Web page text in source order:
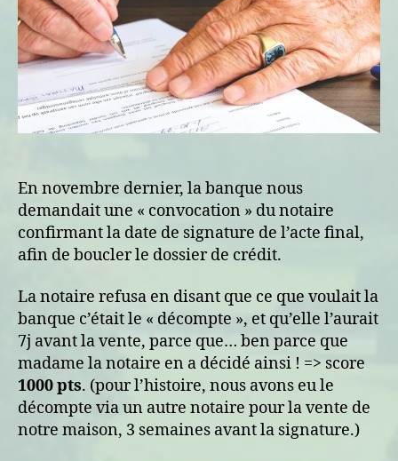
!
En novembre dernier, la banque nous
demandait une « convocation » du notaire
confirmant la date de signature de l’acte final,
afin de boucler le dossier de crédit.
La notaire refusa en disant que ce que voulait la
banque c’était le « décompte », et qu’elle l’aurait
7j avant la vente, parce que… ben parce que
madame la notaire en a décidé ainsi ! => score
1000 pts. (pour l’histoire, nous avons eu le
décompte via un autre notaire pour la vente de
notre maison, 3 semaines avant la signature.)